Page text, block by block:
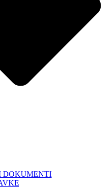
DOKUMENTI